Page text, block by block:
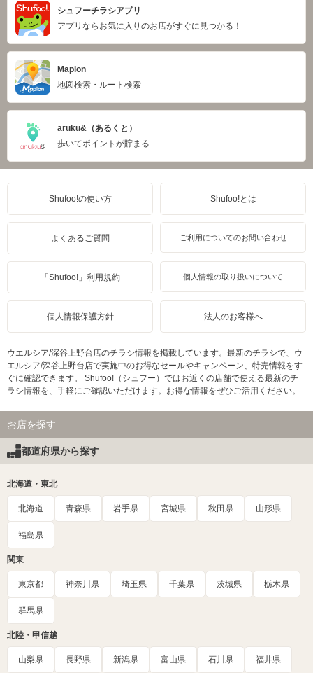
シュフーチラシアプリ
アプリならお気に入りのお店がすぐに見つかる！
Mapion
地図検索・ルート検索
aruku&（あるくと）
歩いてポイントが貯まる
Shufoo!の使い方 Shufoo!とは
よくあるご質問 ご利用についてのお問い合わせ
「Shufoo!」利用規約 個人情報の取り扱いについて
個人情報保護方針 法人のお客様へ
ウエルシア/深谷上野台店のチラシ情報を掲載しています。最新のチラシで、ウ
エルシア/深谷上野台店で実施中のお得なセールやキャンペーン、特売情報をす
ぐに確認できます。 Shufoo!（シュフー）ではお近くの店舗で使える最新のチ
ラシ情報を、手軽にご確認いただけます。お得な情報をぜひご活用ください。
お店を探す
都道府県から探す
北海道・東北
北海道 青森県 岩手県 宮城県 秋田県 山形県
福島県
関東
東京都 神奈川県 埼玉県 千葉県 茨城県 栃木県
群馬県
北陸・甲信越
山梨県 長野県 新潟県 富山県 石川県 福井県